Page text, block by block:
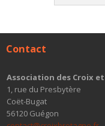
Contact
Association des Croix
1, rue du Presbytère
Coët-Bugat
56120 Guégon